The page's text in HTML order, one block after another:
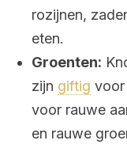
rozijnen,
eten.
Groenten:
zijn giftig voor
voor rauwe
en rauwe